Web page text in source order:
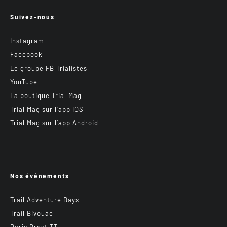
Suivez-nous
Instagram
Facebook
Le groupe FB Trialistes
YouTube
La boutique Trial Mag
Trial Mag sur l’app IOS
Trial Mag sur l’app Android
Nos événements
Trail Adventure Days
Trail Bivouac